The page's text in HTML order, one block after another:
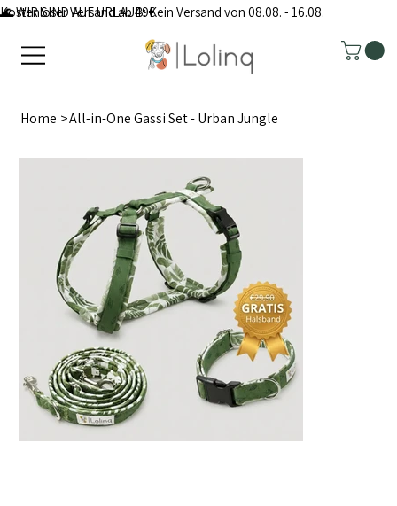
Kostenloser Versand ab 49€
🌊 WIR SIND AUF URLAUB: Kein Versand von 08.08. - 16.08.
Home >All-in-One Gassi Set - Urban Jungle